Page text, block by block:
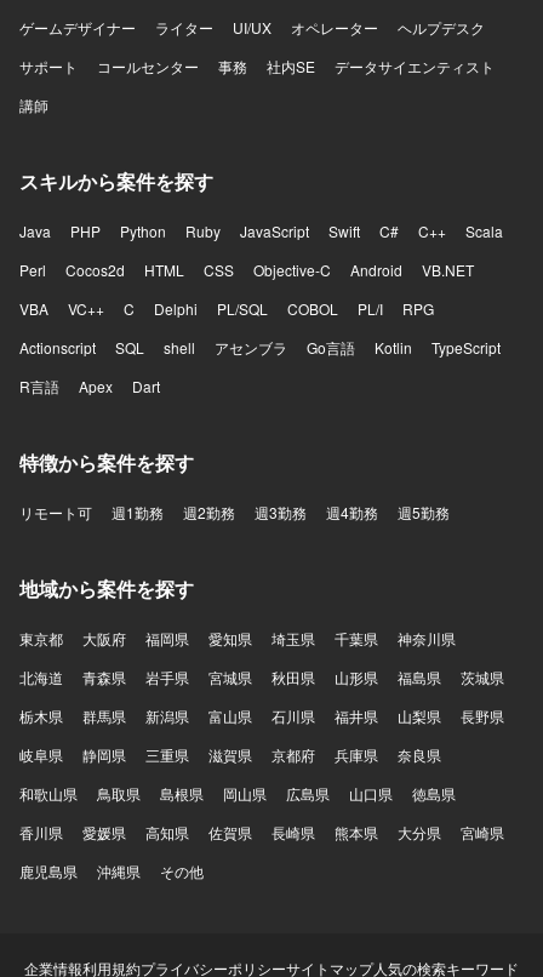
ゲームデザイナー
ライター UI/UX オペレーター
ヘルプデスク
サポート
コールセンター 事務 社内SE
データサイエンティスト
講師
スキルから案件を探す
Java PHP Python Ruby JavaScript Swift C# C++
Scala
Perl
Cocos2d HTML CSS Objective-C Android
VB.NET
VBA
VC++ C Delphi PL/SQL COBOL PL/I
RPG
Actionscript
SQL shell アセンブラ Go言語 Kotlin
TypeScript
R言語
Apex Dart
特徴から案件を探す
リモート可 週1勤務 週2勤務 週3勤務 週4勤務 週5勤務
地域から案件を探す
東京都 大阪府 福岡県 愛知県 埼玉県 千葉県
神奈川県
北海道
青森県 岩手県 宮城県 秋田県 山形県 福島県
茨城県
栃木県
群馬県 新潟県 富山県 石川県 福井県 山梨県
長野県
岐阜県
静岡県 三重県 滋賀県 京都府 兵庫県
奈良県
和歌山県
鳥取県 島根県 岡山県 広島県 山口県
徳島県
香川県
愛媛県 高知県 佐賀県 長崎県 熊本県 大分県
宮崎県
鹿児島県
沖縄県 その他
企業情報利用規約プライバシーポリシーサイトマップ人気の検索キーワード